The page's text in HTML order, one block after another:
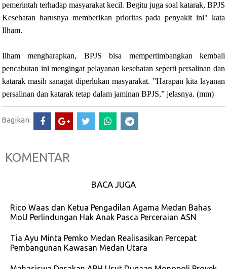
pemerintah terhadap masyarakat kecil. Begitu juga soal katarak, BPJS
Kesehatan harusnya memberikan prioritas pada penyakit ini" kata
Ilham.
Ilham mengharapkan, BPJS bisa mempertimbangkan kembali
pencabutan ini mengingat pelayanan kesehatan seperti persalinan dan
katarak masih sanagat diperlukan masyarakat. ”Harapan kita layanan
persalinan dan katarak tetap dalam jaminan BPJS,” jelasnya. (mm)
Bagikan:
KOMENTAR
BACA JUGA
Rico Waas dan Ketua Pengadilan Agama Medan Bahas
MoU Perlindungan Hak Anak Pasca Perceraian ASN
Tia Ayu Minta Pemko Medan Realisasikan Percepat
Pembangunan Kawasan Medan Utara